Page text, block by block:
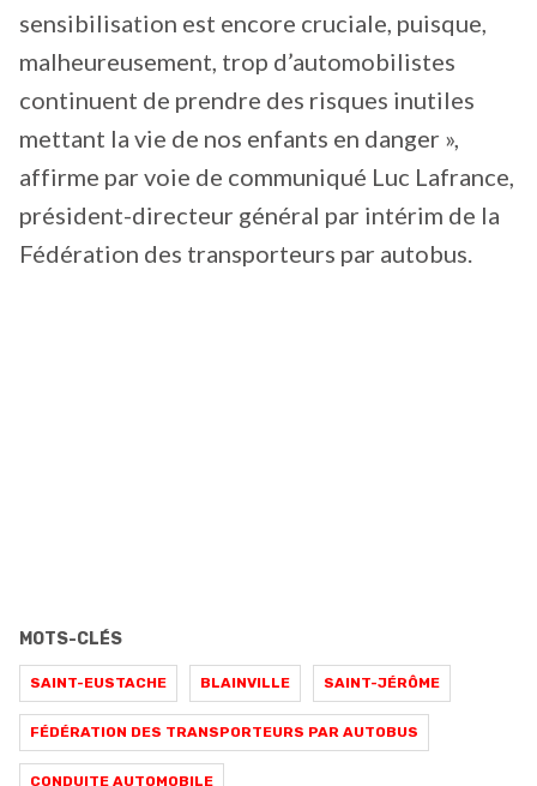
sensibilisation est encore cruciale, puisque,
malheureusement, trop d’automobilistes
continuent de prendre des risques inutiles
mettant la vie de nos enfants en danger »,
affirme par voie de communiqué Luc Lafrance,
président-directeur général par intérim de la
Fédération des transporteurs par autobus.
MOTS-CLÉS
SAINT-EUSTACHE BLAINVILLE SAINT-JÉRÔME
FÉDÉRATION DES TRANSPORTEURS PAR AUTOBUS
CONDUITE AUTOMOBILE